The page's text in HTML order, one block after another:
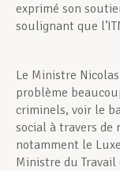
exprimé son
soulignant que
Le Ministre
problème
criminels, voir le
social à travers de
notamment le
Ministre du Travail